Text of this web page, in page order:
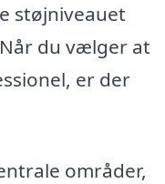
støjniveauet
du vælger at
er der
områder,